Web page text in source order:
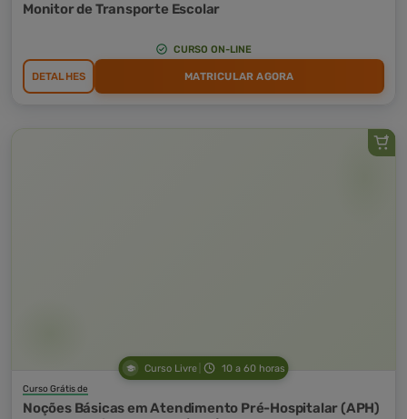
Monitor de Transporte Escolar
CURSO ON-LINE
DETALHES MATRICULAR AGORA
Curso Livre 10 a 60 horas
Curso Grátis de
Noções Básicas em Atendimento Pré-Hospitalar (APH)